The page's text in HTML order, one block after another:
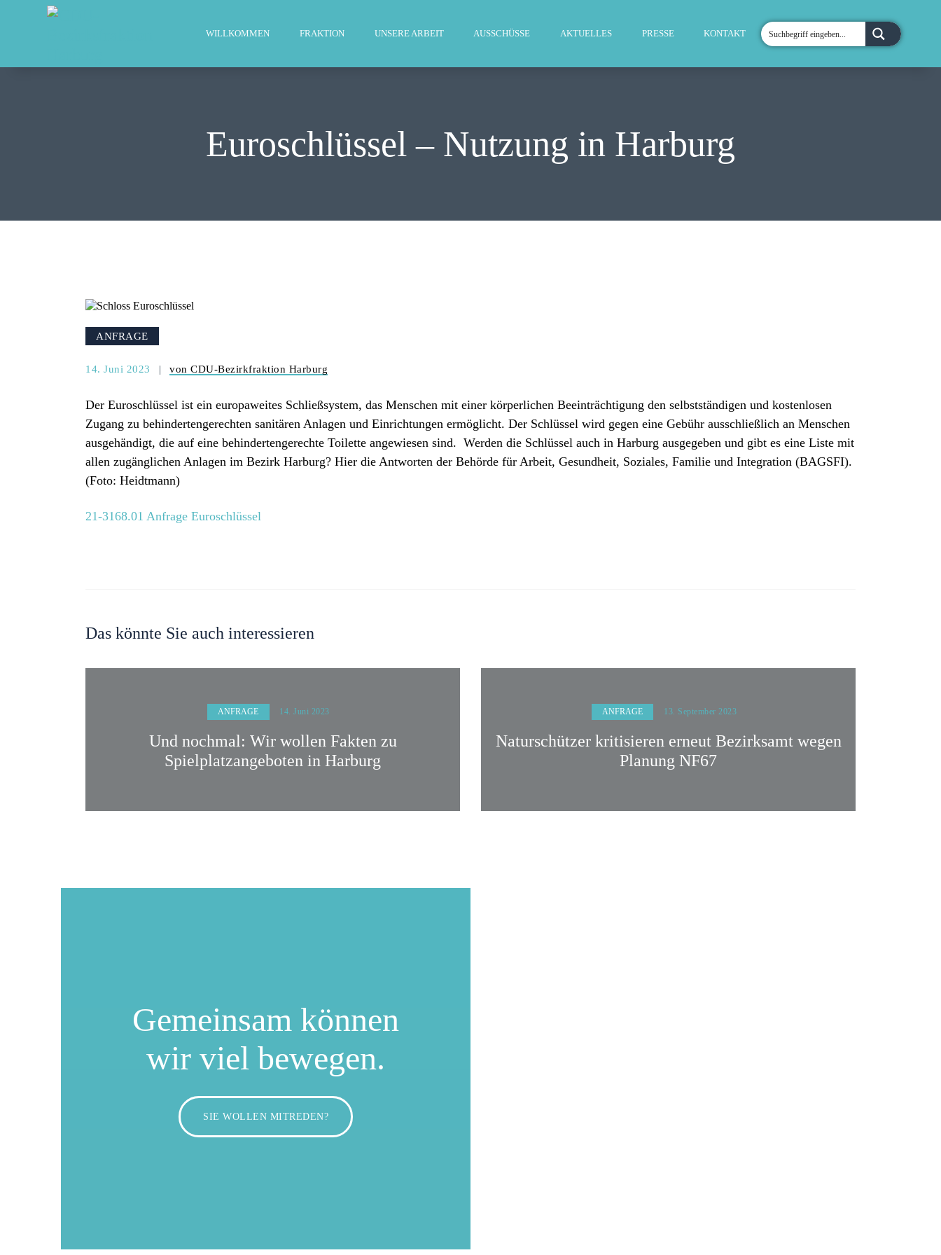
WILLKOMMEN FRAKTION UNSERE ARBEIT AUSSCHÜSSE AKTUELLES PRESSE KONTAKT
Euroschlüssel – Nutzung in Harburg
AKTUELLES
KONTAKT
ANFRAGE
14. Juni 2023 von CDU-Bezirkfraktion Harburg
Der Euroschlüssel ist ein europaweites Schließsystem, das Menschen mit einer körperlichen Beeinträchtigung den selbstständigen und kostenlosen
Zugang zu behindertengerechten sanitären Anlagen und Einrichtungen ermöglicht. Der Schlüssel wird gegen eine Gebühr ausschließlich an Menschen
ausgehändigt, die auf eine behindertengerechte Toilette angewiesen sind. Werden die Schlüssel auch in Harburg ausgegeben und gibt es eine Liste mit
allen zugänglichen Anlagen im Bezirk Harburg? Hier die Antworten der Behörde für Arbeit, Gesundheit, Soziales, Familie und Integration (BAGSFI).
(Foto: Heidtmann)
21-3168.01 Anfrage Euroschlüssel
Das könnte Sie auch interessieren
ANFRAGE 14. Juni 2023
Und nochmal: Wir wollen Fakten zu
Spielplatzangeboten in Harburg
ANFRAGE 13. September 2023
Naturschützer kritisieren erneut Bezirksamt wegen
Planung NF67
Gemeinsam können
wir viel bewegen.
SIE WOLLEN MITREDEN?